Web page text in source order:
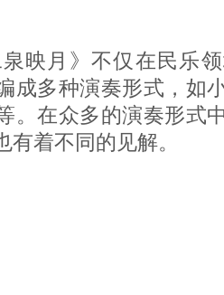
映月》不仅在民乐
成多种演奏形式，如
。在众多的演奏形式
有着不同的见解。